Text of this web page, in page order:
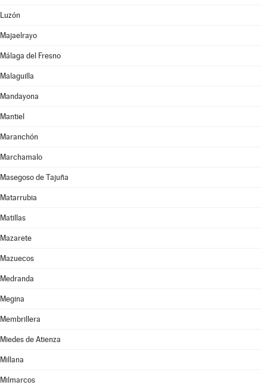
Luzón
Majaelrayo
Málaga del Fresno
Malaguilla
Mandayona
Mantiel
Maranchón
Marchamalo
Masegoso de Tajuña
Matarrubia
Matillas
Mazarete
Mazuecos
Medranda
Megina
Membrillera
Miedes de Atienza
Millana
Milmarcos